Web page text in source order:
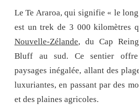
Le Te Araroa, qui signifie « le
est un trek de 3 000 kilomètres
Nouvelle-Zélande, du Cap
Bluff au sud. Ce sentier
paysages inégalée, allant des
luxuriantes, en passant par des
et des plaines agricoles.